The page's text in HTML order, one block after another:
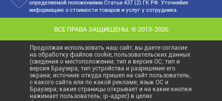
определяемой положениями Статьи 437 (2) ГК РФ. Уточняйие
информацию о стоимости товаров и услуг у сотрудника.
ВСЕ ПРАВА ЗАЩИЩЕНЫ. © 2013-2026
Продолжая использовать наш сайт, вы даете согласие
на обработку файлов cookie, пользовательских данных
(сведения о местоположении; тип и версия ОС; тип и
версия Браузера; тип устройства и разрешение его
экрана; источник откуда пришел на сайт пользователь;
с какого сайта или по какой рекламе; язык ОС и
Браузера; какие страницы открывает и на какие кнопки
нажимает пользователь; ip-адрес) в целях